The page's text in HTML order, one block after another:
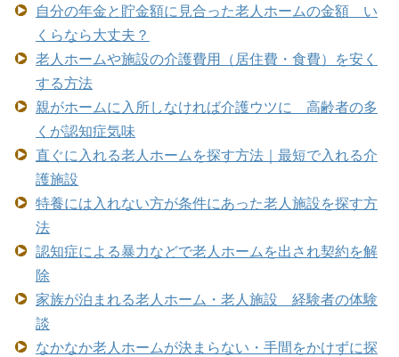
自分の年金と貯金額に見合った老人ホームの金額 い
くらなら大丈夫？
老人ホームや施設の介護費用（居住費・食費）を安く
する方法
親がホームに入所しなければ介護ウツに 高齢者の多
くが認知症気味
直ぐに入れる老人ホームを探す方法｜最短で入れる介
護施設
特養には入れない方が条件にあった老人施設を探す方
法
認知症による暴力などで老人ホームを出され契約を解
除
家族が泊まれる老人ホーム・老人施設 経験者の体験
談
なかなか老人ホームが決まらない・手間をかけずに探